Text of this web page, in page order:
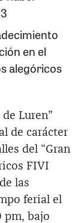
en el
alegóricos
Luren”
de carácter
del “Gran
FIVI
las
ferial el
pm, bajo